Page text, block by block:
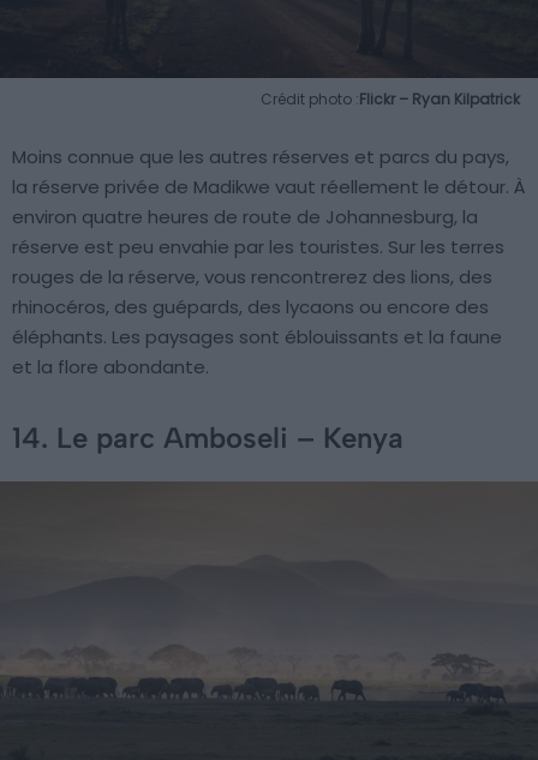
Crédit photo :Flickr – Ryan Kilpatrick
Moins connue que les autres réserves et parcs du pays,
la réserve privée de Madikwe vaut réellement le détour. À
environ quatre heures de route de Johannesburg, la
réserve est peu envahie par les touristes. Sur les terres
rouges de la réserve, vous rencontrerez des lions, des
rhinocéros, des guépards, des lycaons ou encore des
éléphants. Les paysages sont éblouissants et la faune
et la flore abondante.
14. Le parc Amboseli – Kenya